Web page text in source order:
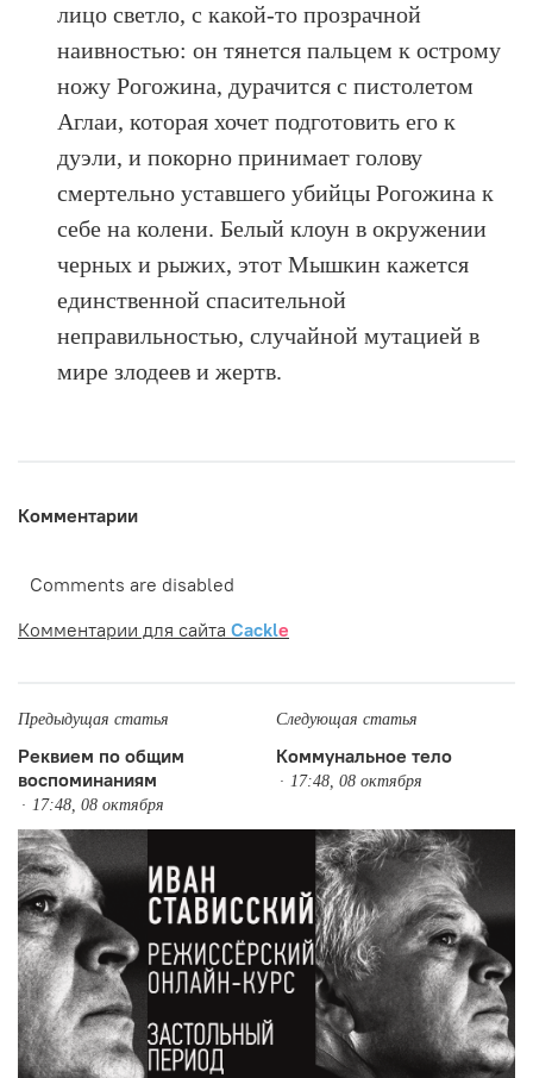
лицо светло, с какой-то прозрачной
наивностью: он тянется пальцем к острому
ножу Рогожина, дурачится с пистолетом
Аглаи, которая хочет подготовить его к
дуэли, и покорно принимает голову
смертельно уставшего убийцы Рогожина к
себе на колени. Белый клоун в окружении
черных и рыжих, этот Мышкин кажется
единственной спасительной
неправильностью, случайной мутацией в
мире злодеев и жертв.
Комментарии
Comments are disabled
Комментарии для сайта Cackle
Предыдущая статья
Реквием по общим
воспоминаниям
17:48, 08 октября
Следующая статья
Коммунальное тело
17:48, 08 октября